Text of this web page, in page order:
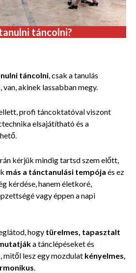
táncolni?
táncolni, csak a tanulás
akinek lassabban megy.
profi táncoktatóval viszont
elsajátítható és a
kérjük mindig tartsd szem előtt,
más a tánctanulási tempója és ez
kérdése, hanem életkoré,
vagy éppen a napi
hogy türelmes, tapasztalt
a tánclépéseket és
mitől lesz egy mozdulat kényelmes,
.